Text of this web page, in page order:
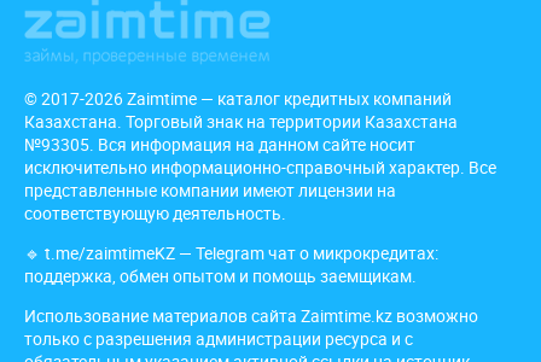
© 2017-2026 Zaimtime — каталог кредитных компаний
Казахстана. Торговый знак на территории Казахстана
№93305. Вся информация на данном сайте носит
исключительно информационно-справочный характер. Все
представленные компании имеют лицензии на
соответствующую деятельность.
🔹 t.me/zaimtimeKZ — Telegram чат о микрокредитах:
поддержка, обмен опытом и помощь заемщикам.
Использование материалов сайта Zaimtime.kz возможно
только с разрешения администрации ресурса и с